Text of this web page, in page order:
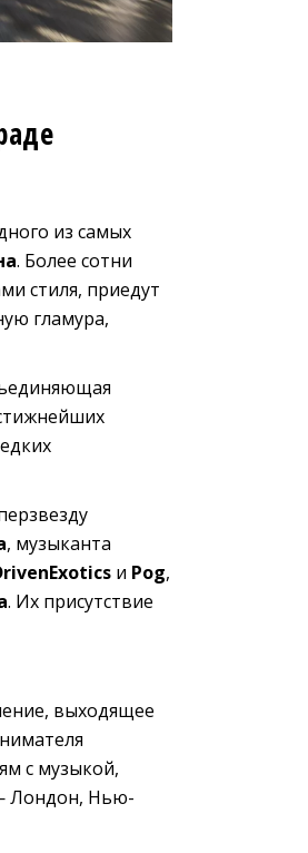
из самых
. Более сотни
стиля, приедут
гламура,
, музыканта
и Pog,
. Их присутствие
выходящее
с музыкой,
Лондон, Нью-